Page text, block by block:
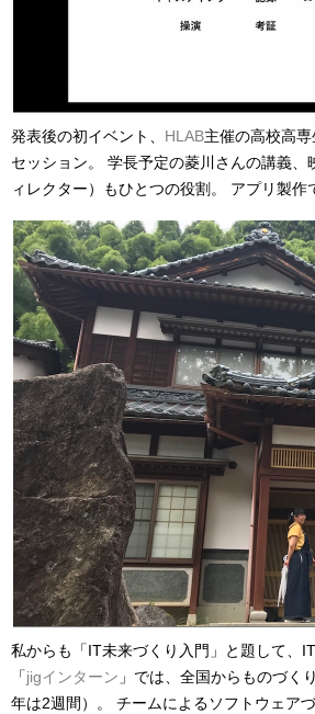
発表後の初イベント、 HLAB主催の高校高
セッション。 学長予定の菱川さんの講義
ィレクター）もひとつの役割。 アプリ製作
私からも「IT未来づくり入門」と題して、
「jigインターン 」では、全国からものづく
年は2週間）。 チームによるソフトウェア